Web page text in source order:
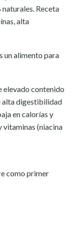
Receta
alta
un alimento para
elevado contenido
alta digestibilidad
en calorías y
vitaminas (niacina
como primer